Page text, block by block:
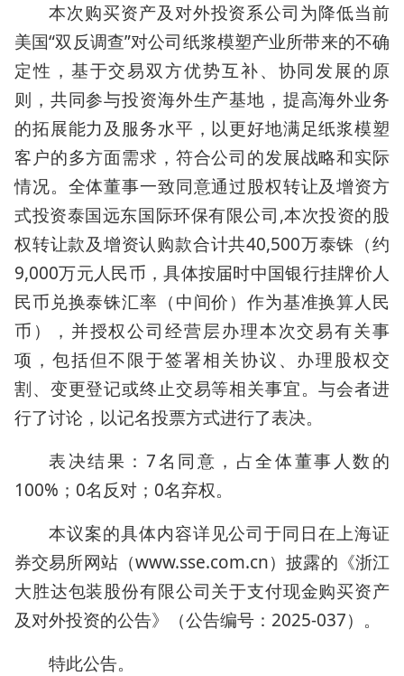
本次购买资产及对外投资系公司为降低当前
美国“双反调查”对公司纸浆模塑产业所带来的不确
定性，基于交易双方优势互补、协同发展的原
则，共同参与投资海外生产基地，提高海外业务
的拓展能力及服务水平，以更好地满足纸浆模塑
客户的多方面需求，符合公司的发展战略和实际
情况。全体董事一致同意通过股权转让及增资方
式投资泰国远东国际环保有限公司,本次投资的股
权转让款及增资认购款合计共40,500万泰铢（约
9,000万元人民币，具体按届时中国银行挂牌价人
民币兑换泰铢汇率（中间价）作为基准换算人民
币），并授权公司经营层办理本次交易有关事
项，包括但不限于签署相关协议、办理股权交
割、变更登记或终止交易等相关事宜。与会者进
行了讨论，以记名投票方式进行了表决。
表决结果：7名同意，占全体董事人数的
100%；0名反对；0名弃权。
本议案的具体内容详见公司于同日在上海证
券交易所网站（www.sse.com.cn）披露的《浙江
大胜达包装股份有限公司关于支付现金购买资产
及对外投资的公告》（公告编号：2025-037）。
特此公告。